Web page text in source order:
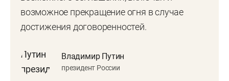
возможное прекращение огня в случае
достижения договоренностей.
Владимир Путин
президент России